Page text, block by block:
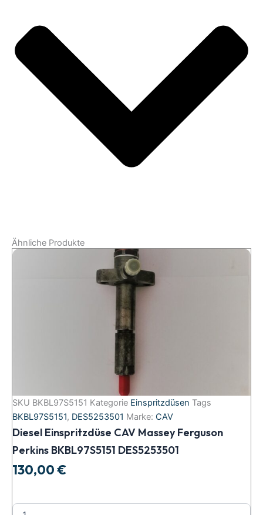
Ähnliche Produkte
SKU BKBL97S5151 Kategorie Einspritzdüsen Tags
BKBL97S5151, DES5253501 Marke: CAV
Diesel Einspritzdüse CAV Massey Ferguson
Perkins BKBL97S5151 DES5253501
130,00€